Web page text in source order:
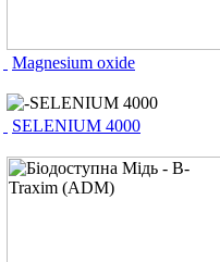
Magnesium oxide
SELENIUM 4000